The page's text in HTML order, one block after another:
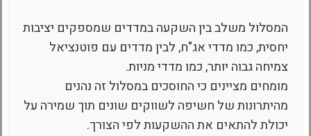
המסלול משלב בין השקעה במדדים שמספקים יציבות
יחסית, כמו מדדי אג"ח, לבין מדדים עם פוטנציאל
צמיחה גבוה יותר, כמו מדדי מניות.
מומחים מציינים כי החוסכים במסלול זה נהנים
מהיתרונות של חשיפה לשווקים שונים תוך שמירה על
יכולת להתאים את ההשקעות לפי הצורך.